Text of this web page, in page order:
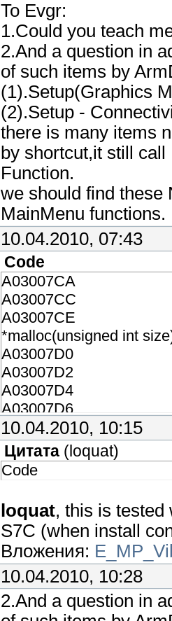
To Evgr:
1.Could you teach
2.And a question in
of such items by
(1).Setup(Graphics
(2).Setup -
there is many items
by shortcut,it still
Function.
we should find these
MainMenu functions.
10.04.2010, 07:43
Code
A03007CA
A03007CC 6D
A03007CE 6E
*malloc(unsigned int
A03007D0 21
A03007D2 30
A03007D4 8D
A03007D6 22
A03007DA
A03007DC
A03007E0 5F
l_A03007E2: F7
CreateWS(void
A03007E6 04
l_A03007E8: 23
10.04.2010, 10:15
Цитата ( loquat)
Code
loquat, this is tested
S7C (when install
Вложения:
10.04.2010, 10:28
2.And a question in